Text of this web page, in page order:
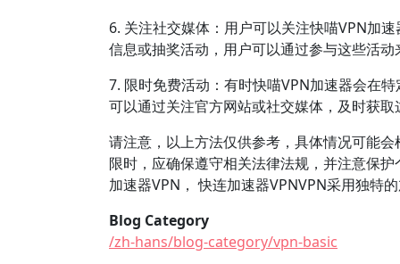
6. 关注社交媒体：用户可以关注快喵VPN加
信息或抽奖活动，用户可以通过参与这些活
7. 限时免费活动：有时快喵VPN加速器会在
可以通过关注官方网站或社交媒体，及时获
请注意，以上方法仅供参考，具体情况可能
限时，应确保遵守相关法律法规，并注意保
加速器VPN， 快连加速器VPNVPN采用独特
Blog Category
/zh-hans/blog-category/vpn-basic